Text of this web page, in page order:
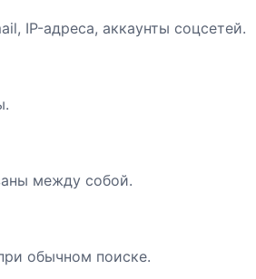
IP-адреса, аккаунты соцсетей.
между собой.
обычном поиске.